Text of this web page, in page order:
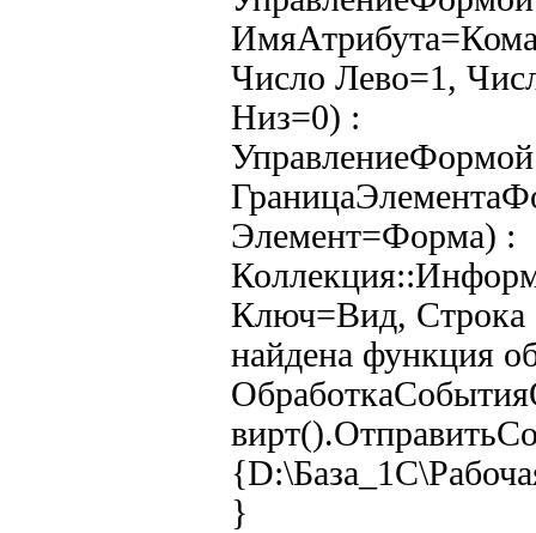
Число Лево=1,
Низ=0) :
Элемент=Форма) :
Ключ=Вид,
найдена функция
}